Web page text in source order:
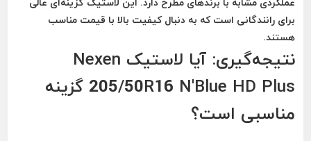
برای رانندگانی است که به دنبال کیفیت بالا با قیمت مناسب
هستند.
نتیجه‌گیری: آیا لاستیک Nexen
205/50R16 N'Blue HD Plus گزینه
مناسبی است؟